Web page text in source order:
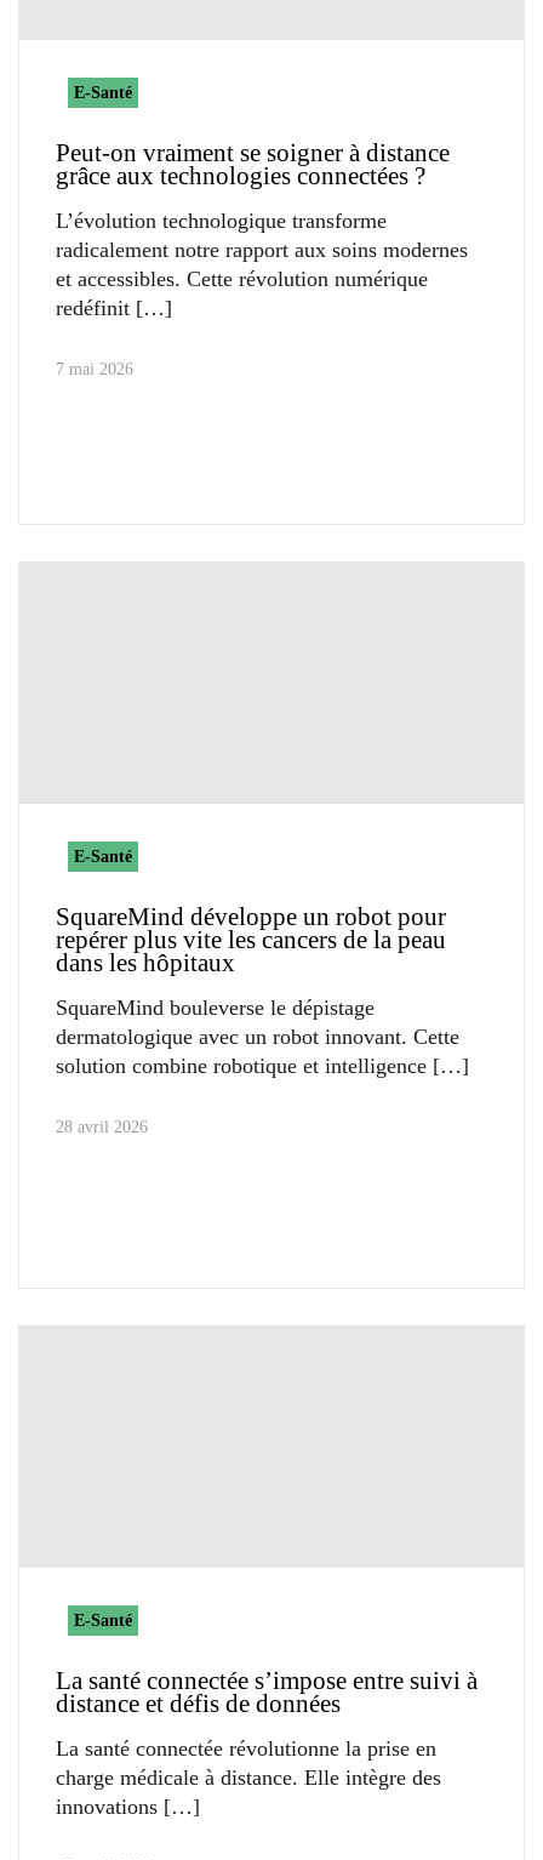
E-Santé
Peut-on vraiment se soigner à distance
grâce aux technologies connectées ?
L’évolution technologique transforme
radicalement notre rapport aux soins modernes
et accessibles. Cette révolution numérique
redéfinit
7 mai 2026
E-Santé
SquareMind développe un robot pour
repérer plus vite les cancers de la peau
dans les hôpitaux
SquareMind bouleverse le dépistage
dermatologique avec un robot innovant. Cette
solution combine robotique et intelligence
28 avril 2026
E-Santé
La santé connectée s’impose entre suivi à
distance et défis de données
La santé connectée révolutionne la prise en
charge médicale à distance. Elle intègre des
innovations